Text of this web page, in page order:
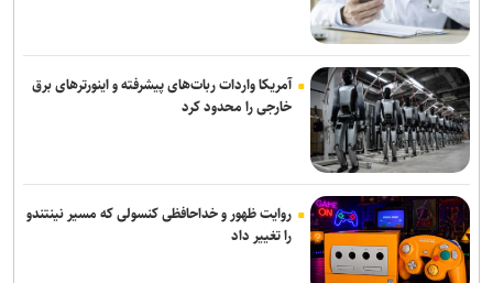
آمریکا واردات ربات‌های پیشرفته و اینورترهای برق
خارجی را محدود کرد
روایت ظهور و خداحافظی کنسولی که مسیر نینتندو
را تغییر داد